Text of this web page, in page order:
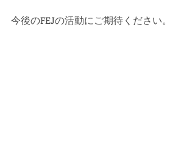
今後のFEJの活動にご期待ください。